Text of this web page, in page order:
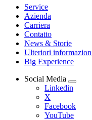
Service
Azienda
Carriera
Contatto
News & Storie
Ulteriori
Big Experience
Social Media
Linkedin
X
Facebook
YouTube